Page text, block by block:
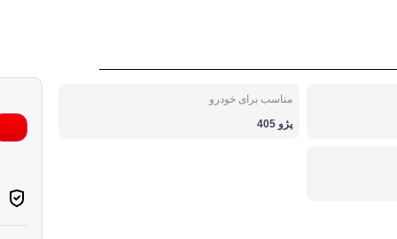
مناسب برای خودرو
پژو 405